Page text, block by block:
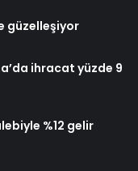
güzelleşiyor
ihracat yüzde 9
%12 gelir